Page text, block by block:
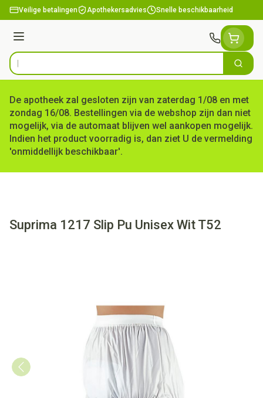
Ga naar de inhoud
Veilige betalingen Apothekersadvies Snelle beschikbaarheid
Menu
Product, merk, categorie... Zoek
De apotheek zal gesloten zijn van zaterdag 1/08 en met
zondag 16/08. Bestellingen via de webshop zijn dan niet
mogelijk, via de automaat blijven wel aankopen mogelijk.
Indien het product voorradig is, dan ziet U de vermelding
'onmiddellijk beschikbaar'.
Suprima 1217 Slip Pu Unisex Wit T52